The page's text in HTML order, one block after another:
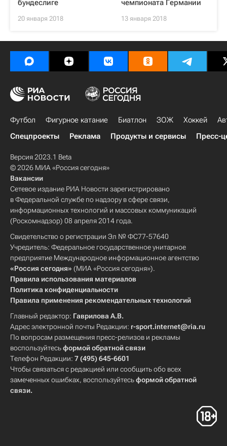
бундеслиге
20 января 2018
чемпионата Германии
13 января 2018
Футбол Фигурное катание Биатлон ЗОЖ Хоккей
Спецпроекты
Реклама Продукты и сервисы Пресс-
Версия 2023.1 Beta
© 2026 МИА «Россия сегодня»
Вакансии
Сетевое издание РИА Новости зарегистрировано
в Федеральной службе по надзору в сфере связи,
информационных технологий и массовых коммуникаций
(Роскомнадзор) 08 апреля 2014 года.
Свидетельство о регистрации Эл № ФС77-57640
Учредитель: Федеральное государственное унитарное
предприятие Международное информационное агентство
«Россия сегодня» (МИА «Россия сегодня»).
Правила использования материалов
Политика конфиденциальности
Правила применения рекомендательных технологий
Главный редактор: Гаврилова А.В.
Адрес электронной почты Редакции: r-sport.internet@ria.ru
По вопросам размещения пресс-релизов и рекламы
воспользуйтесьформой обратной связи
Телефон Редакции: 7 (495) 645-6601
Чтобы связаться с редакцией или сообщить обо всех
замеченных ошибках, воспользуйтесьформой обратной
связи.